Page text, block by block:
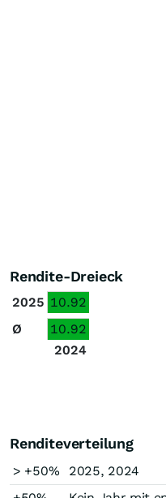
Rendite-Dreieck
2025 10.92
Ø
10.92
2024
Renditeverteilung
> +50%
2025, 2024